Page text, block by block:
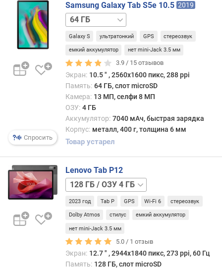
ф
и
к
а
)
ч
а
п
ц
е
с
с
о
р
Спросить
Samsung Galaxy Tab S5e 10.5 2019
64 ГБ
/
LTE
128 ГБ
128 ГБ
LTE
Galaxy S ультратонкий GPS стереозвук
емкий аккумулятор нет mini-Jack 3.5 мм
3.9 / 15 отзывов
Экран: 10.5 ″ , 2560x1600 пикс, 288 ppi
Память: 64 ГБ, слот microSD
Камера: 13 МП, селфи 8 МП
ОЗУ: 4 ГБ
Аккумулятор: 7040 мАч, быстрая зарядка
Корпус: металл, 400 г, толщина 6 мм
Товар устарел
Lenovo Tab P12
128 ГБ
/
ОЗУ
256 ГБ
2023 год Tab P GPS Wi-Fi 6 стереозвук
Dolby Atmos стилус емкий аккумулятор
нет mini-Jack 3.5 мм
5.0 / 1 отзыв
Экран: 12.7 ″ , 2944x1840 пикс, 273 ppi, 60 Гц
Память: 128 ГБ, слот microSD